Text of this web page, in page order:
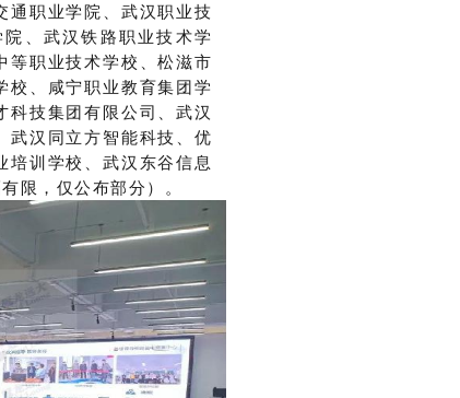
通职业学院、武汉职业技
、武汉铁路职业技术学
等职业技术学校、松滋市
校、咸宁职业教育集团学
科技集团有限公司、武汉
武汉同立方智能科技、优
培训学校、武汉东谷信息
限 ，仅公布部分） 。